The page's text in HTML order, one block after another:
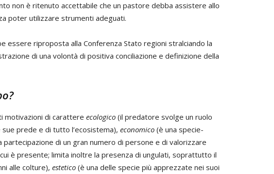
non è ritenuto accettabile che un pastore debba assistere allo
poter utilizzare strumenti adeguati.
essere riproposta alla Conferenza Stato regioni stralciando la
di una volontà di positiva conciliazione e definizione della
motivazioni di carattere ecologico (il predatore svolge un ruolo
prede e di tutto l’ecosistema), economico (è una specie-
partecipazione di un gran numero di persone e di valorizzare
è presente; limita inoltre la presenza di ungulati, soprattutto il
alle colture), estetico (è una delle specie più apprezzate nei suoi